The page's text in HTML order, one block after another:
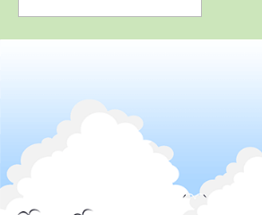
かんおんじ自動車学校EAST
自動車学校）
4位
倉吉自動車学校
5位
島根県
松江・島根自動
車学校